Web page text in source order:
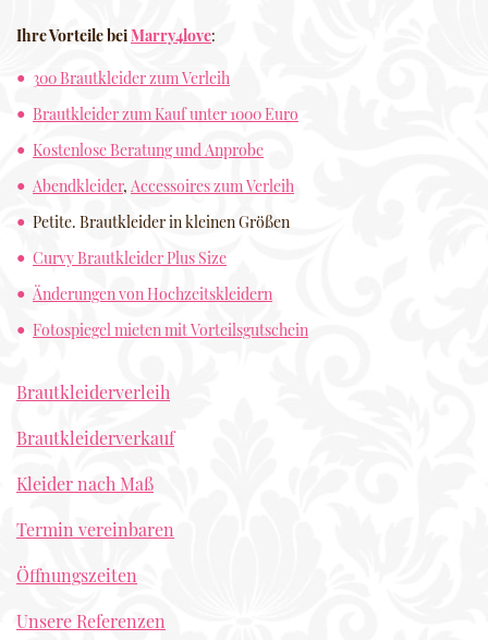
Ihre Vorteile beiMarry4love:
300 Brautkleider zum Verleih
Brautkleider zum Kauf unter 1000 Euro
Kostenlose Beratung und Anprobe
Abendkleider, Accessoires zum Verleih
Petite. Brautkleider in kleinen Größen
Curvy Brautkleider Plus Size
Änderungen von Hochzeitskleidern
Fotospiegel mieten mit Vorteilsgutschein
Brautkleiderverleih
Brautkleiderverkauf
Kleider nach Maß
Termin vereinbaren
Öffnungszeiten
Unsere Referenzen